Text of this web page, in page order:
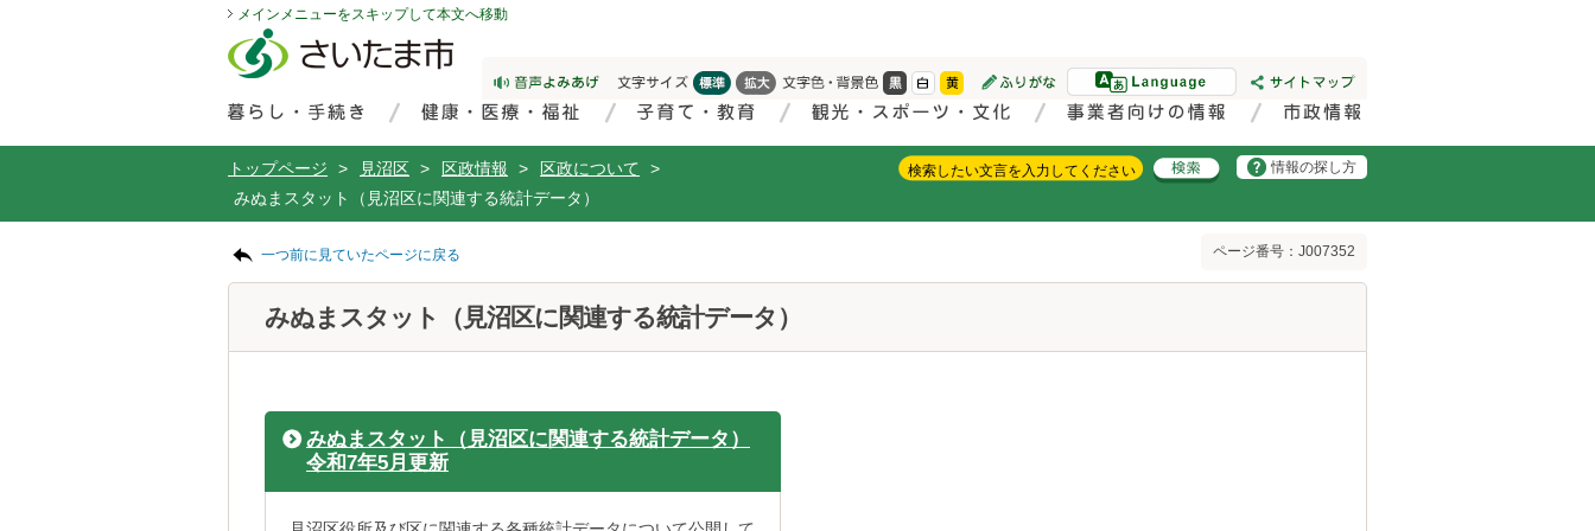
メインメニューをスキップして本文へ移動
トップページ > 見沼区 > 区政情報 > 区政について
>
みぬまスタット（見沼区に関連する統計データ）
情報の探し方
一つ前に見ていたページに戻る ページ番号：J007352
みぬまスタット（見沼区に関連する統計データ）
みぬまスタット（見沼区に関連する統計データ）
令和7年5月更新